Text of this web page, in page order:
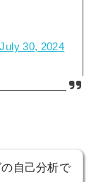
July 30, 2024
自己分析で